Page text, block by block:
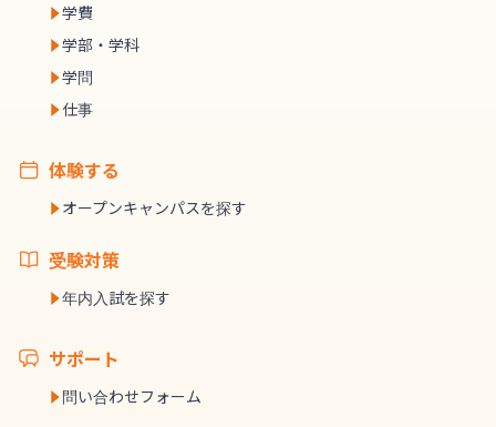
学費
学部・学科
学問
仕事
体験する
オープンキャンパスを探す
受験対策
年内入試を探す
サポート
問い合わせフォーム